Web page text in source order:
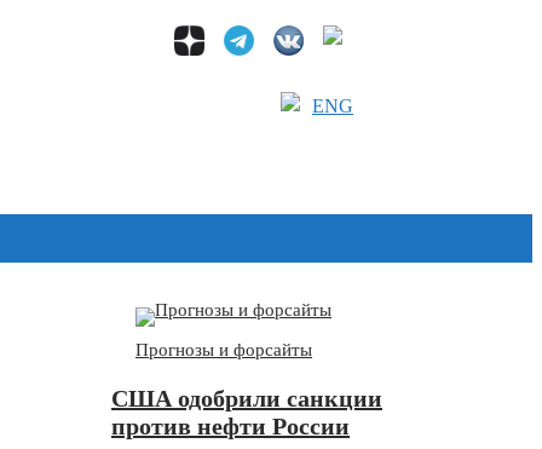
ENG
Прогнозы и форсайты
США одобрили санкции
против нефти России